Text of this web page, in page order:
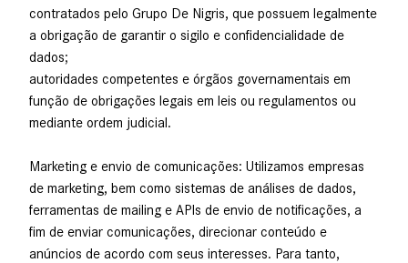
contratados pelo Grupo De Nigris, que possuem legalmente
a obrigação de garantir o sigilo e confidencialidade de
dados;
autoridades competentes e órgãos governamentais em
função de obrigações legais em leis ou regulamentos ou
mediante ordem judicial.
Marketing e envio de comunicações: Utilizamos empresas
de marketing, bem como sistemas de análises de dados,
ferramentas de mailing e APIs de envio de notificações, a
fim de enviar comunicações, direcionar conteúdo e
anúncios de acordo com seus interesses. Para tanto,